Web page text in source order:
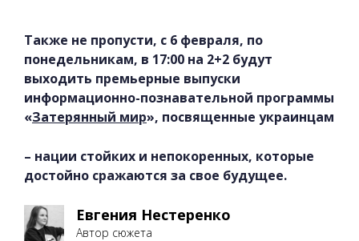
Также не пропусти, с 6 февраля, по
понедельникам, в 17:00 на 2+2 будут
выходить премьерные выпуски
информационно-познавательной программы
«Затерянный мир», посвященные украинцам
– нации стойких и непокоренных, которые
достойно сражаются за свое будущее.
Евгения Нестеренко
Автор сюжета